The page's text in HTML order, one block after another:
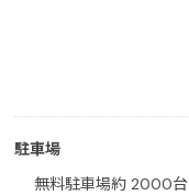
駐車場
無料駐車場約 2000台